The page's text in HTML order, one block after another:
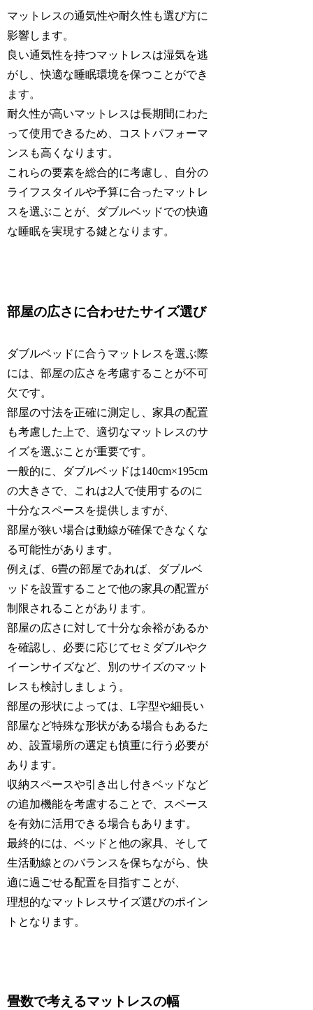
マットレスの通気性や耐久性も選び方に
影響します。
良い通気性を持つマットレスは湿気を逃
がし、快適な睡眠環境を保つことができ
ます。
耐久性が高いマットレスは長期間にわた
って使用できるため、コストパフォーマ
ンスも高くなります。
これらの要素を総合的に考慮し、自分の
ライフスタイルや予算に合ったマットレ
スを選ぶことが、ダブルベッドでの快適
な睡眠を実現する鍵となります。
部屋の広さに合わせたサイズ選び
ダブルベッドに合うマットレスを選ぶ際
には、部屋の広さを考慮することが不可
欠です。
部屋の寸法を正確に測定し、家具の配置
も考慮した上で、適切なマットレスのサ
イズを選ぶことが重要です。
一般的に、ダブルベッドは140cm×195cm
の大きさで、これは2人で使用するのに
十分なスペースを提供しますが、
部屋が狭い場合は動線が確保できなくな
る可能性があります。
例えば、6畳の部屋であれば、ダブルベ
ッドを設置することで他の家具の配置が
制限されることがあります。
部屋の広さに対して十分な余裕があるか
を確認し、必要に応じてセミダブルやク
イーンサイズなど、別のサイズのマット
レスも検討しましょう。
部屋の形状によっては、L字型や細長い
部屋など特殊な形状がある場合もあるた
め、設置場所の選定も慎重に行う必要が
あります。
収納スペースや引き出し付きベッドなど
の追加機能を考慮することで、スペース
を有効に活用できる場合もあります。
最終的には、ベッドと他の家具、そして
生活動線とのバランスを保ちながら、快
適に過ごせる配置を目指すことが、
理想的なマットレスサイズ選びのポイン
トとなります。
畳数で考えるマットレスの幅